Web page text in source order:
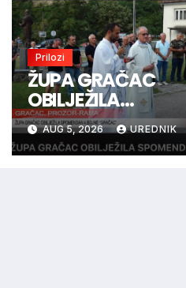
Prilozi
ŽUPA GRAČAC
OBILJEŽILA
SPOMENDAN 4.
BOJNE “GRAČAC”
AUG 5, 2026 UREDNIK